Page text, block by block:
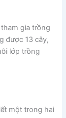
gia trồng
được 13 cây,
lớp trồng
một trong hai